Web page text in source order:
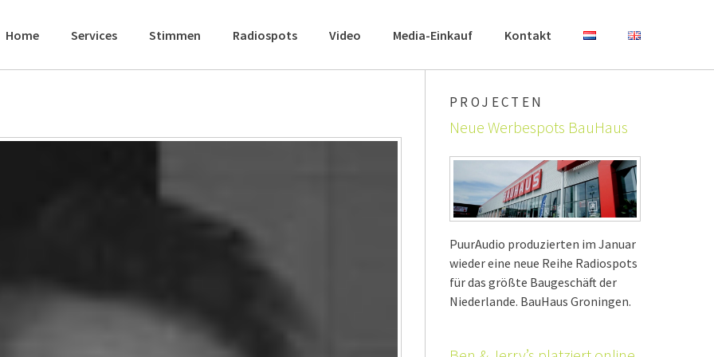
Home Services Stimmen Radiospots Video Media-Einkauf Kontakt
PROJECTEN
Neue Werbespots BauHaus
PuurAudio produzierten im Januar
wieder eine neue Reihe Radiospots
für das größte Baugeschäft der
Niederlande. BauHaus Groningen.